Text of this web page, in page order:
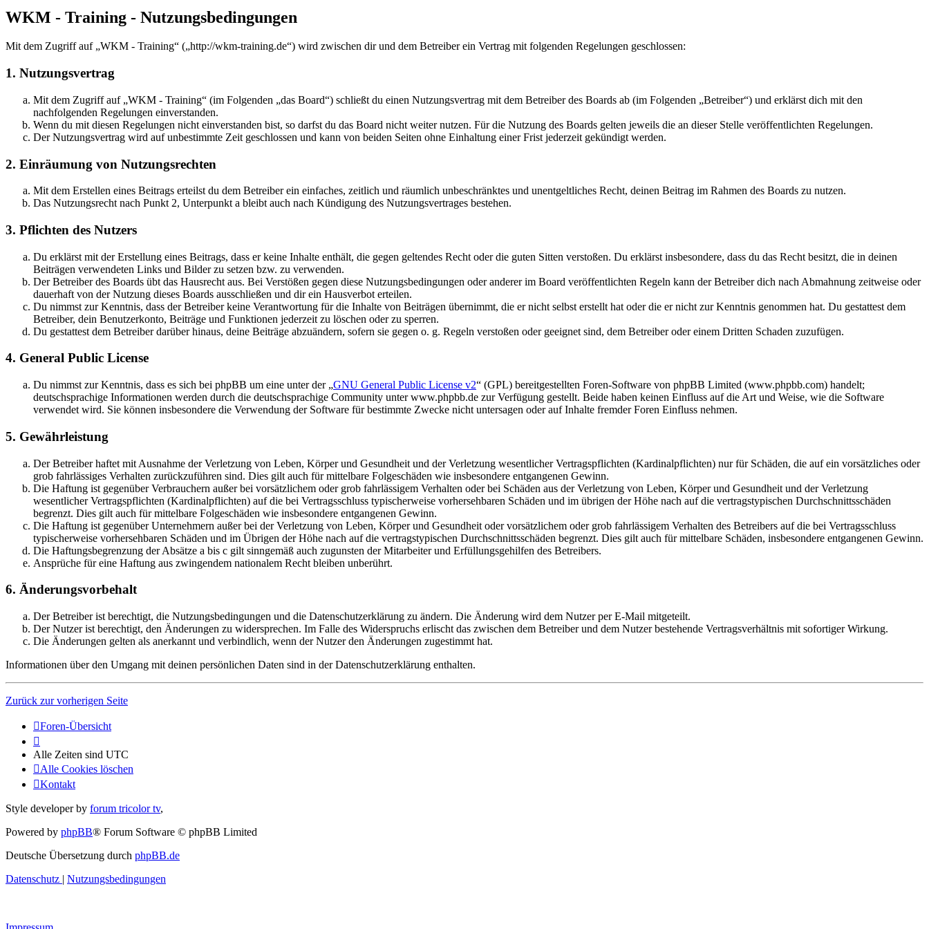
WKM - Training - Nutzungsbedingungen
Mit dem Zugriff auf „WKM - Training“ („http://wkm-training.de“) wird zwischen dir und dem Betreiber ein Vertrag mit folgenden Regelungen geschlossen:
1. Nutzungsvertrag
Mit dem Zugriff auf „WKM - Training“ (im Folgenden „das Board“) schließt du einen Nutzungsvertrag mit dem Betreiber des Boards ab (im Folgenden „Betreiber“) und erklärst dich mit den
nachfolgenden Regelungen einverstanden.
Wenn du mit diesen Regelungen nicht einverstanden bist, so darfst du das Board nicht weiter nutzen. Für die Nutzung des Boards gelten jeweils die an dieser Stelle veröffentlichten Regelungen.
Der Nutzungsvertrag wird auf unbestimmte Zeit geschlossen und kann von beiden Seiten ohne Einhaltung einer Frist jederzeit gekündigt werden.
2. Einräumung von Nutzungsrechten
Mit dem Erstellen eines Beitrags erteilst du dem Betreiber ein einfaches, zeitlich und räumlich unbeschränktes und unentgeltliches Recht, deinen Beitrag im Rahmen des Boards zu nutzen.
Das Nutzungsrecht nach Punkt 2, Unterpunkt a bleibt auch nach Kündigung des Nutzungsvertrages bestehen.
3. Pflichten des Nutzers
Du erklärst mit der Erstellung eines Beitrags, dass er keine Inhalte enthält, die gegen geltendes Recht oder die guten Sitten verstoßen. Du erklärst insbesondere, dass du das Recht besitzt, die in deinen
Beiträgen verwendeten Links und Bilder zu setzen bzw. zu verwenden.
Der Betreiber des Boards übt das Hausrecht aus. Bei Verstößen gegen diese Nutzungsbedingungen oder anderer im Board veröffentlichten Regeln kann der Betreiber dich nach Abmahnung zeitweise oder
dauerhaft von der Nutzung dieses Boards ausschließen und dir ein Hausverbot erteilen.
Du nimmst zur Kenntnis, dass der Betreiber keine Verantwortung für die Inhalte von Beiträgen übernimmt, die er nicht selbst erstellt hat oder die er nicht zur Kenntnis genommen hat. Du gestattest dem
Betreiber, dein Benutzerkonto, Beiträge und Funktionen jederzeit zu löschen oder zu sperren.
Du gestattest dem Betreiber darüber hinaus, deine Beiträge abzuändern, sofern sie gegen o. g. Regeln verstoßen oder geeignet sind, dem Betreiber oder einem Dritten Schaden zuzufügen.
4. General Public License
Du nimmst zur Kenntnis, dass es sich bei phpBB um eine unter der „GNU General Public License v2“ (GPL) bereitgestellten Foren-Software von phpBB Limited (www.phpbb.com) handelt;
deutschsprachige Informationen werden durch die deutschsprachige Community unter www.phpbb.de zur Verfügung gestellt. Beide haben keinen Einfluss auf die Art und Weise, wie die Software
verwendet wird. Sie können insbesondere die Verwendung der Software für bestimmte Zwecke nicht untersagen oder auf Inhalte fremder Foren Einfluss nehmen.
5. Gewährleistung
Der Betreiber haftet mit Ausnahme der Verletzung von Leben, Körper und Gesundheit und der Verletzung wesentlicher Vertragspflichten (Kardinalpflichten) nur für Schäden, die auf ein vorsätzliches oder
grob fahrlässiges Verhalten zurückzuführen sind. Dies gilt auch für mittelbare Folgeschäden wie insbesondere entgangenen Gewinn.
Die Haftung ist gegenüber Verbrauchern außer bei vorsätzlichem oder grob fahrlässigem Verhalten oder bei Schäden aus der Verletzung von Leben, Körper und Gesundheit und der Verletzung
wesentlicher Vertragspflichten (Kardinalpflichten) auf die bei Vertragsschluss typischerweise vorhersehbaren Schäden und im übrigen der Höhe nach auf die vertragstypischen Durchschnittsschäden
begrenzt. Dies gilt auch für mittelbare Folgeschäden wie insbesondere entgangenen Gewinn.
Die Haftung ist gegenüber Unternehmern außer bei der Verletzung von Leben, Körper und Gesundheit oder vorsätzlichem oder grob fahrlässigem Verhalten des Betreibers auf die bei Vertragsschluss
typischerweise vorhersehbaren Schäden und im Übrigen der Höhe nach auf die vertragstypischen Durchschnittsschäden begrenzt. Dies gilt auch für mittelbare Schäden, insbesondere entgangenen Gewinn.
Die Haftungsbegrenzung der Absätze a bis c gilt sinngemäß auch zugunsten der Mitarbeiter und Erfüllungsgehilfen des Betreibers.
Ansprüche für eine Haftung aus zwingendem nationalem Recht bleiben unberührt.
6. Änderungsvorbehalt
Der Betreiber ist berechtigt, die Nutzungsbedingungen und die Datenschutzerklärung zu ändern. Die Änderung wird dem Nutzer per E-Mail mitgeteilt.
Der Nutzer ist berechtigt, den Änderungen zu widersprechen. Im Falle des Widerspruchs erlischt das zwischen dem Betreiber und dem Nutzer bestehende Vertragsverhältnis mit sofortiger Wirkung.
Die Änderungen gelten als anerkannt und verbindlich, wenn der Nutzer den Änderungen zugestimmt hat.
Informationen über den Umgang mit deinen persönlichen Daten sind in der Datenschutzerklärung enthalten.
Zurück zur vorherigen Seite
Foren-Übersicht
Alle Zeiten sind UTC
Alle Cookies löschen
Kontakt
Style developer by forum tricolor tv,
Powered by phpBB® Forum Software © phpBB Limited
Deutsche Übersetzung durch phpBB.de
Datenschutz | Nutzungsbedingungen